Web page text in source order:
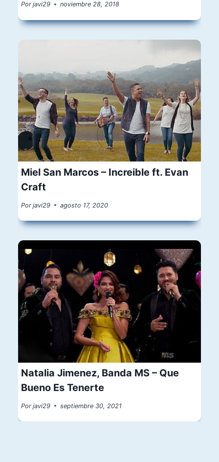
Por javi29 noviembre 28, 2018
Miel San Marcos – Increible ft. Evan
Craft
Por javi29 agosto 17, 2020
Natalia Jimenez, Banda MS – Que
Bueno Es Tenerte
Por javi29 septiembre 30, 2021